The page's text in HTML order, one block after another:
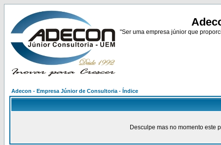
"Ser uma empresa júnior que
Adecon - Empresa Júnior de Consultoria - Índice
Desculpe mas no momento este